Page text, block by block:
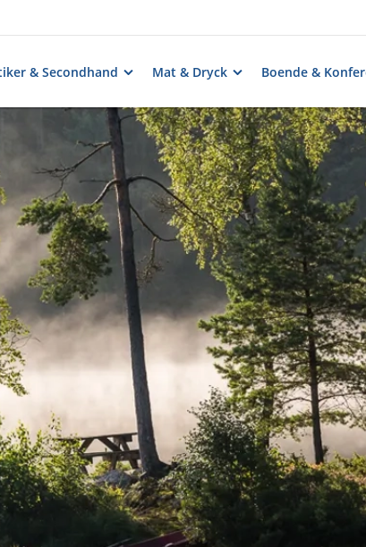
& Secondhand Mat & Dryck Boende &